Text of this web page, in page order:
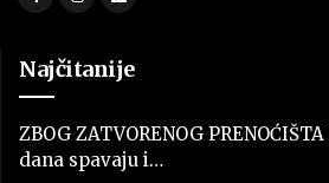
Najčitanije
ZBOG ZATVORENOG
dana spavaju i…